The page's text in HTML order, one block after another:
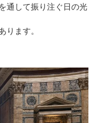
通して振り注ぐ日の光
ります。